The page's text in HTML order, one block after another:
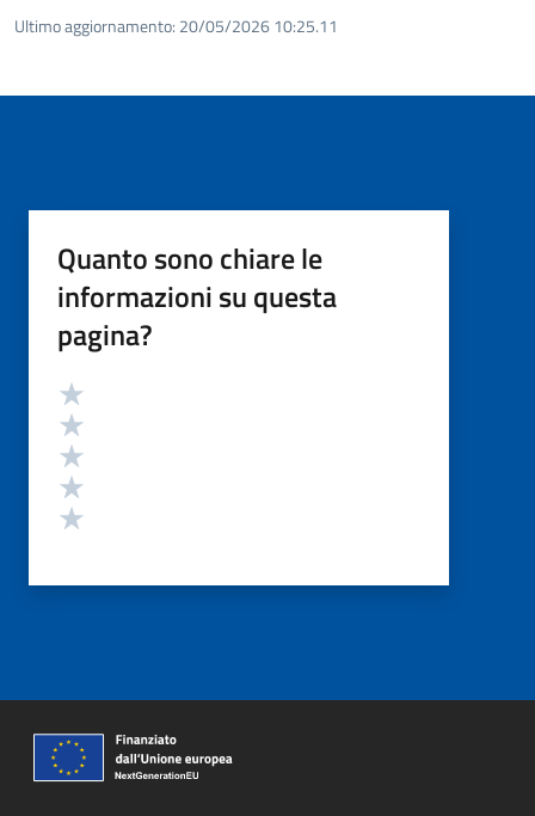
Ultimo aggiornamento: 20/05/2026 10:25.11
Quanto sono chiare le
informazioni su questa
pagina?
Valutazione